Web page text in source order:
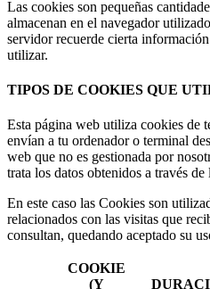
Las cookies son pequeñas
almacenan en el navegador
servidor recuerde cierta
utilizar.
TIPOS DE COOKIES QUE
Esta página web utiliza cookies de
envían a tu ordenador o terminal
web que no es gestionada por
trata los datos obtenidos a través de
En este caso las Cookies son
relacionados con las visitas que
consultan, quedando aceptado su
COOKIE
(Y